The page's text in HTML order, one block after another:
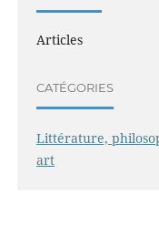
Articles
CATÉGORIES
Littérature,
art